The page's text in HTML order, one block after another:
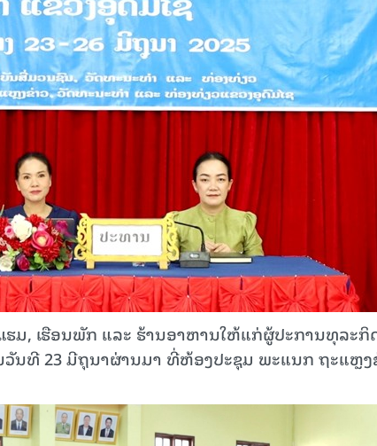
ມ, ເຮືອນພັກ ແລະ ຮ້ານອາຫານໃຫ້ແກ່ຜູ້ປະການທຸລະກິ
ວັນທີ 23 ມີຖຸນາຜ່ານມາ ທີ່ຫ້ອງປະຊຸມ ພະແນກ ຖະແຫຼງ